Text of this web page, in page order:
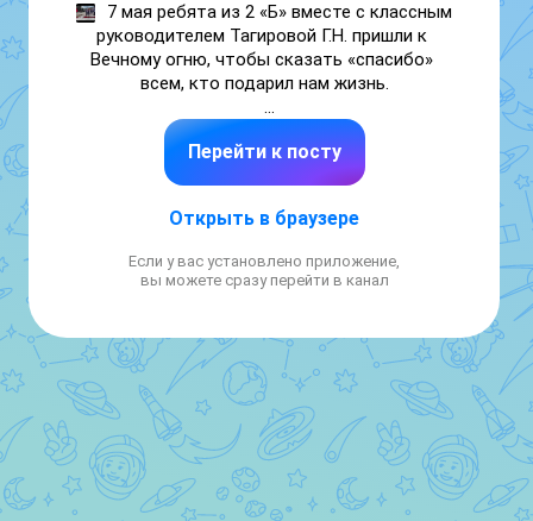
7 мая ребята из 2 «Б» вместе с классным
руководителем Тагировой Г.Н. пришли к
Вечному огню, чтобы сказать «спасибо»
всем, кто подарил нам жизнь.
Вечная память героям! 🕯️
Перейти к посту
Открыть в браузере
Если у вас установлено приложение,
вы можете сразу перейти в канал